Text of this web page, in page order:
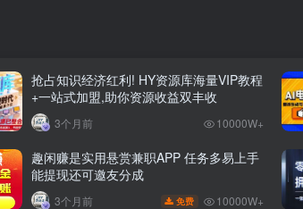
抢占知识经济红利! HY资源库海量VIP教程
+一站式加盟,助你资源收益双丰收
3个月前 10000W+
趣闲赚是实用悬赏兼职APP 任务多易上手
能提现还可邀友分成
3个月前 免费 10000W+